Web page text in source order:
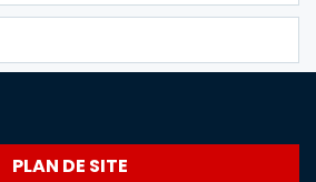
PLAN DE SITE